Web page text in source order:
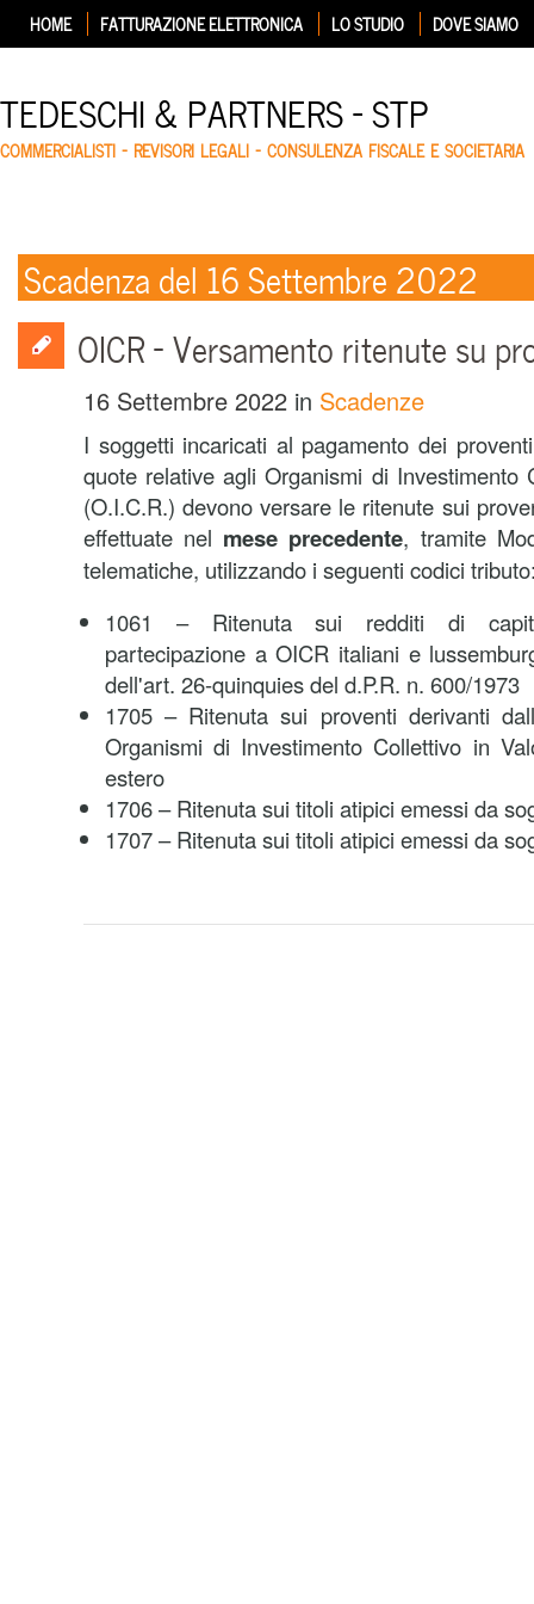
HOME FATTURAZIONE ELETTRONICA LO STUDIO DOVE SIAMO
TEDESCHI & PARTNERS – STP
COMMERCIALISTI – REVISORI LEGALI – CONSULENZA FISCALE E SOCIETARIA
Scadenza del 16 Settembre 2022
OICR – Versamento ritenute su
16 Settembre 2022 in Scadenze
I soggetti incaricati al pagamento dei
quote relative agli Organismi di Investimento
(O.I.C.R.) devono versare le ritenute sui
effettuate nel mese precedente, tramite
telematiche, utilizzando i seguenti codici
1061 – Ritenuta sui redditi di
partecipazione a OICR italiani e
dell'art. 26-quinquies del d.P.R. n. 600/1973
1705 – Ritenuta sui proventi derivanti
Organismi di Investimento Collettivo in
estero
1706 – Ritenuta sui titoli atipici emessi da
1707 – Ritenuta sui titoli atipici emessi da